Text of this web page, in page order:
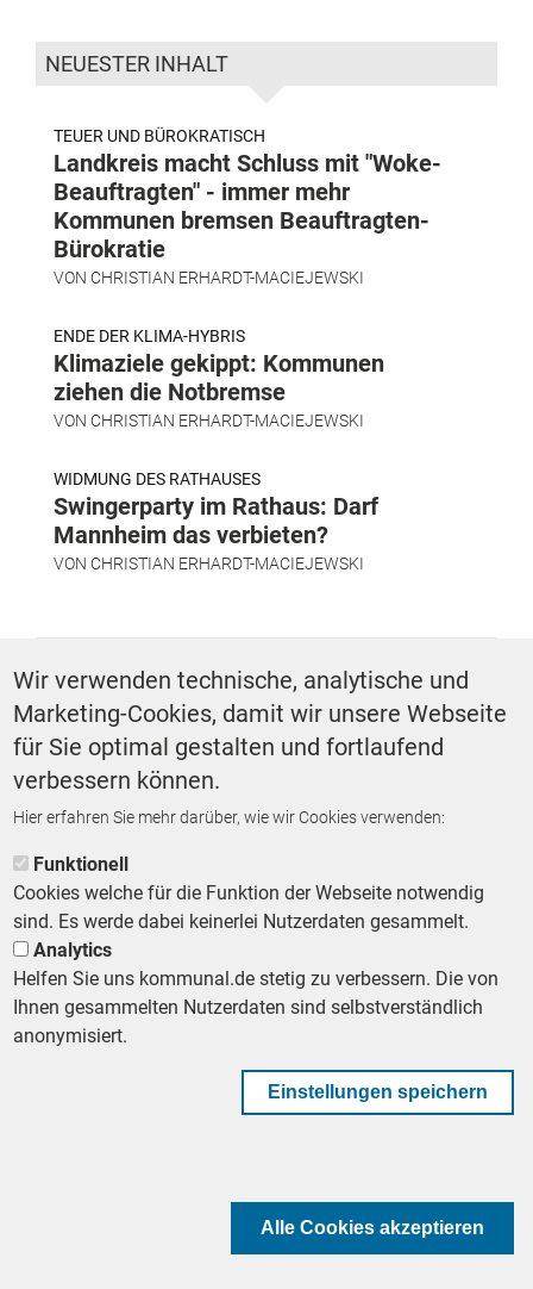
NEUESTER INHALT
TEUER UND BÜROKRATISCH
Landkreis macht Schluss mit "Woke-
Beauftragten" - immer mehr
Kommunen bremsen Beauftragten-
Bürokratie
VON CHRISTIAN ERHARDT-MACIEJEWSKI
ENDE DER KLIMA-HYBRIS
Klimaziele gekippt: Kommunen
ziehen die Notbremse
VON CHRISTIAN ERHARDT-MACIEJEWSKI
WIDMUNG DES RATHAUSES
Swingerparty im Rathaus: Darf
Mannheim das verbieten?
VON CHRISTIAN ERHARDT-MACIEJEWSKI
Podcast
ZURÜCK ZUR STARTSEITE
Footer First Navigation
MESSE KOMMUNAL LESERSERVICE AGB DATENSCHUTZ
IMPRESSUM
KOMMUNALBESCHAFFUNG
Footer Second Navigation
Wir verwenden technische, analytische und
Marketing-Cookies, damit wir unsere Webseite
für Sie optimal gestalten und fortlaufend
verbessern können.
Hier erfahren Sie mehr darüber, wie wir Cookies verwenden:
Funktionell
Cookies welche für die Funktion der Webseite notwendig
sind. Es werde dabei keinerlei Nutzerdaten gesammelt.
Analytics
Helfen Sie uns kommunal.de stetig zu verbessern. Die von
Ihnen gesammelten Nutzerdaten sind selbstverständlich
anonymisiert.
Einstellungen speichern
Alle Cookies akzeptieren